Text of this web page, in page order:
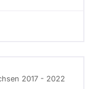
2017 - 2022